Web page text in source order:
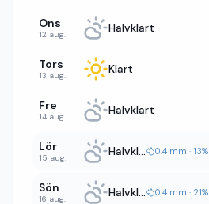
Ons
12 aug. Halvklart
Tors
13 aug. Klart
Fre
14 aug. Halvklart
Lör
15 aug. Halvklart 0.4 mm · 13%
Sön
16 aug. Halvklart 0.4 mm · 21%